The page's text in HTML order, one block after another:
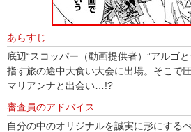
あらすじ
底辺“スコッパー（動画提供者）”アルゴ
指す旅の途中大食い大会に出場。そこで
マリアンナと出会い…!?
審査員のアドバイス
自分の中のオリジナルを誠実に形にする